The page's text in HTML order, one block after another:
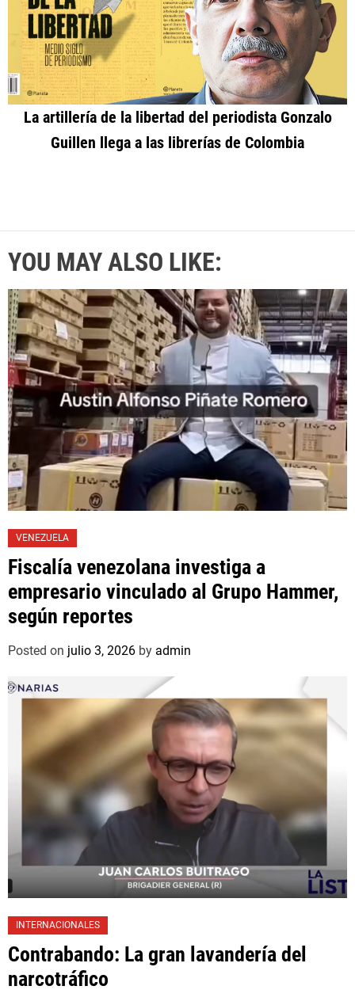
La artillería de la libertad del periodista Gonzalo
Guillen llega a las librerías de Colombia
YOU MAY ALSO LIKE:
VENEZUELA
Fiscalía venezolana investiga a
empresario vinculado al Grupo Hammer,
según reportes
Posted on julio 3, 2026 by admin
INTERNACIONALES
Contrabando: La gran lavandería del
narcotráfico